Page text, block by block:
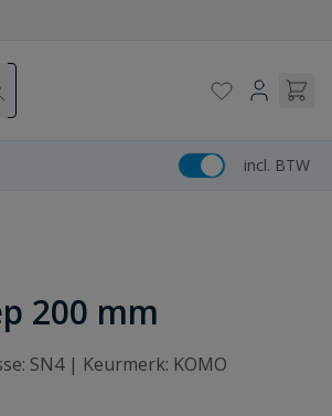
incl. BTW
200 mm
SN4 | Keurmerk: KOMO